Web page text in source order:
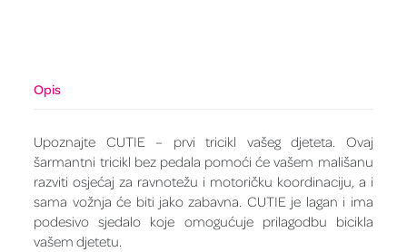
Opis
Upoznajte CUTIE – prvi tricikl vašeg djeteta. Ovaj
šarmantni tricikl bez pedala pomoći će vašem mališanu
razviti osjećaj za ravnotežu i motoričku koordinaciju, a i
sama vožnja će biti jako zabavna. CUTIE je lagan i ima
podesivo sjedalo koje omogućuje prilagodbu bicikla
vašem djetetu.